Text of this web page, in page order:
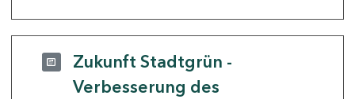
Zukunft Stadtgrün -
Verbesserung des